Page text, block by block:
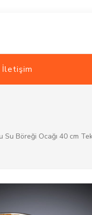
İletişim
Su Böreği Ocağı 40 cm